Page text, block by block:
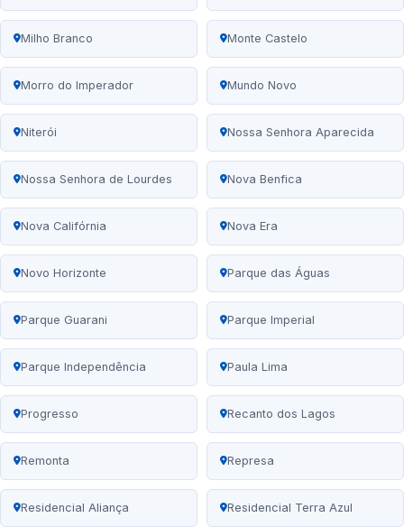
Milho Branco Monte Castelo
Morro do Imperador Mundo Novo
Niterói Nossa Senhora Aparecida
Nossa Senhora de Lourdes Nova Benfica
Nova Califórnia Nova Era
Novo Horizonte Parque das Águas
Parque Guarani Parque Imperial
Parque Independência Paula Lima
Progresso Recanto dos Lagos
Remonta Represa
Residencial Aliança Residencial Terra Azul